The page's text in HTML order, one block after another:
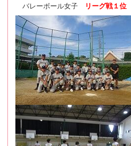
バレーボール女子
リーグ戦１位